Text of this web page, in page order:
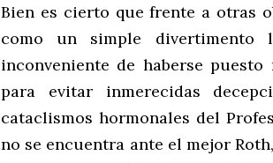
Bien es cierto que frente a otras
como un simple
inconveniente de haberse
para evitar inmerecidas
cataclismos hormonales del
no se encuentra ante el mejor